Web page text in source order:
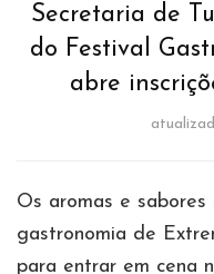
Secretaria de
do Festival
abre
Os aromas e
gastronomia de
para entrar em cena